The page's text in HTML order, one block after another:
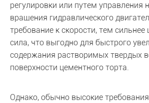
регулировки или путем управления
вращения гидравлического
требование к скорости, тем
сила, что выгодно для быстрого
содержания растворимых твердых
поверхности цементного торта.
Однако, обычно высокие